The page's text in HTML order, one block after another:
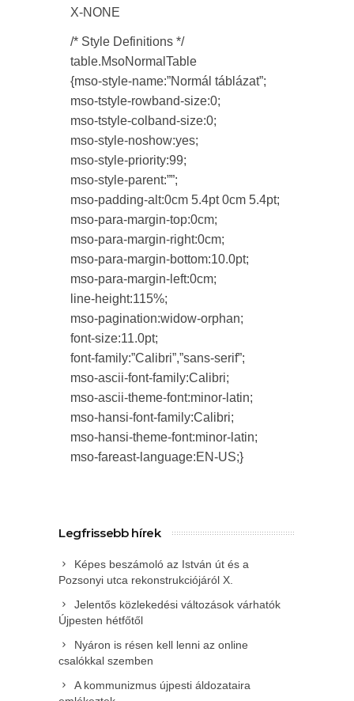
X-NONE
/* Style Definitions */
table.MsoNormalTable
{mso-style-name:”Normál táblázat”;
mso-tstyle-rowband-size:0;
mso-tstyle-colband-size:0;
mso-style-noshow:yes;
mso-style-priority:99;
mso-style-parent:””;
mso-padding-alt:0cm 5.4pt 0cm 5.4pt;
mso-para-margin-top:0cm;
mso-para-margin-right:0cm;
mso-para-margin-bottom:10.0pt;
mso-para-margin-left:0cm;
line-height:115%;
mso-pagination:widow-orphan;
font-size:11.0pt;
font-family:”Calibri”,”sans-serif”;
mso-ascii-font-family:Calibri;
mso-ascii-theme-font:minor-latin;
mso-hansi-font-family:Calibri;
mso-hansi-theme-font:minor-latin;
mso-fareast-language:EN-US;}
Legfrissebb hírek
Képes beszámoló az István út és a
Pozsonyi utca rekonstrukciójáról X.
Jelentős közlekedési változások várhatók
Újpesten hétfőtől
Nyáron is résen kell lenni az online
csalókkal szemben
A kommunizmus újpesti áldozataira